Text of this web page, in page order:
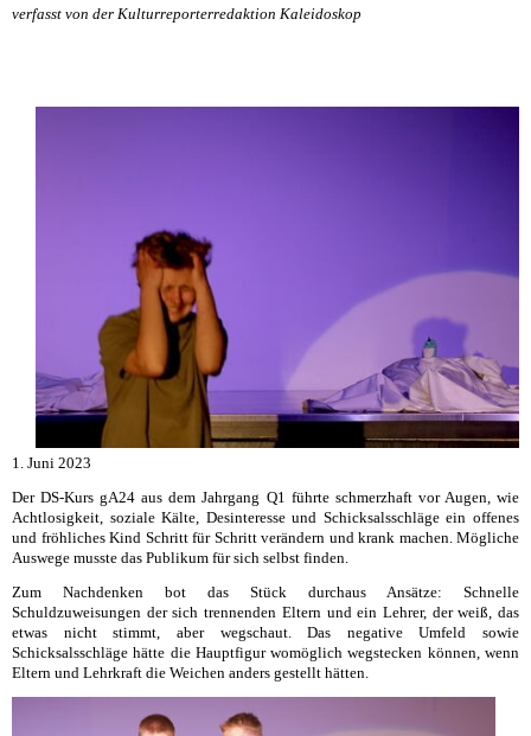
verfasst von der Kulturreporterredaktion Kaleidoskop
1. Juni 2023
Der DS-Kurs gA24 aus dem Jahrgang Q1 führte schmerzhaft vor Augen, wie
Achtlosigkeit, soziale Kälte, Desinteresse und Schicksalsschläge ein offenes
und fröhliches Kind Schritt für Schritt verändern und krank machen. Mögliche
Auswege musste das Publikum für sich selbst finden.
Zum Nachdenken bot das Stück durchaus Ansätze: Schnelle
Schuldzuweisungen der sich trennenden Eltern und ein Lehrer, der weiß, das
etwas nicht stimmt, aber wegschaut. Das negative Umfeld sowie
Schicksalsschläge hätte die Hauptfigur womöglich wegstecken können, wenn
Eltern und Lehrkraft die Weichen anders gestellt hätten.